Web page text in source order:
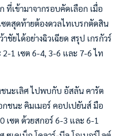
ที่เข้ามาจากรอบคัดเลือก เมื่อ
ซตสุดท้ายต้องดวลไทเบรกตัดสิน
ชัยได้อย่างฉิวเฉียด สรุป เกรกัวร์
2-1 เซต 6-4, 3-6 และ 7-6 ไท
ชนะเลิศ ไปพบกับ อัสลัน คารัต
กชนะ คิมเมอร์ คอปเปยันส์ มือ
เซต ด้วยสกอร์ 6-3 และ 6-1